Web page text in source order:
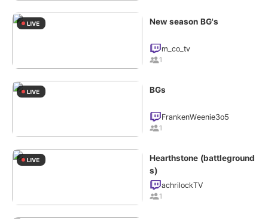
New season BG's
m_co_tv
1
BGs
FrankenWeenie3o5
1
Hearthstone (battleground
s)
achrilockTV
1